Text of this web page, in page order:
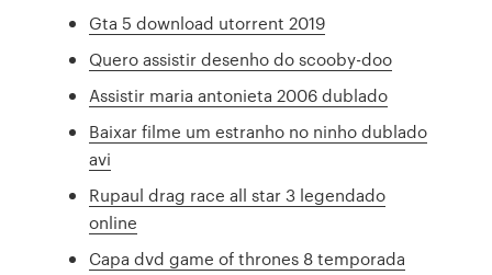
Gta 5 download utorrent 2019
Quero assistir desenho do scooby-doo
Assistir maria antonieta 2006 dublado
Baixar filme um estranho no ninho dublado
avi
Rupaul drag race all star 3 legendado
online
Capa dvd game of thrones 8 temporada